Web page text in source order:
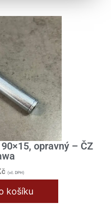
opravný – ČZ
(vč. DPH)
košíku